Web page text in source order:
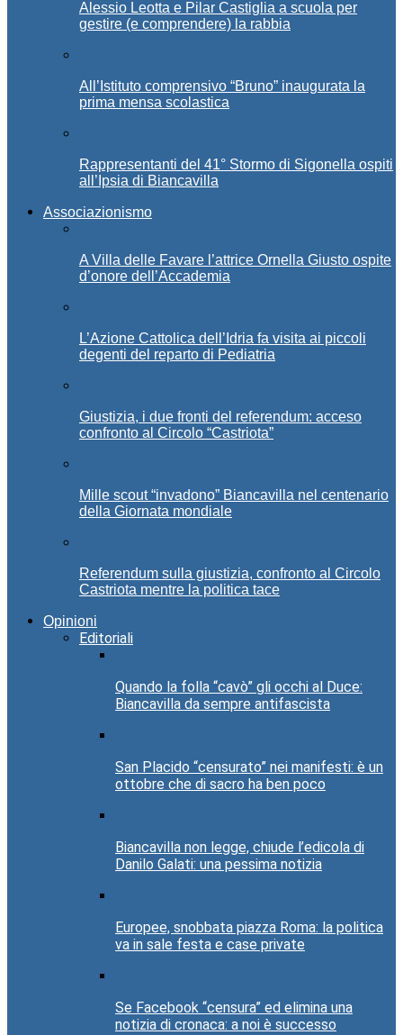
Alessio Leotta e Pilar Castiglia a scuola per
gestire (e comprendere) la rabbia
All’Istituto comprensivo “Bruno” inaugurata la
prima mensa scolastica
Rappresentanti del 41° Stormo di Sigonella ospiti
all’Ipsia di Biancavilla
Associazionismo
A Villa delle Favare l’attrice Ornella Giusto ospite
d’onore dell’Accademia
L’Azione Cattolica dell’Idria fa visita ai piccoli
degenti del reparto di Pediatria
Giustizia, i due fronti del referendum: acceso
confronto al Circolo “Castriota”
Mille scout “invadono” Biancavilla nel centenario
della Giornata mondiale
Referendum sulla giustizia, confronto al Circolo
Castriota mentre la politica tace
Opinioni
Editoriali
Quando la folla “cavò” gli occhi al Duce:
Biancavilla da sempre antifascista
San Placido “censurato” nei manifesti: è un
ottobre che di sacro ha ben poco
Biancavilla non legge, chiude l’edicola di
Danilo Galati: una pessima notizia
Europee, snobbata piazza Roma: la politica
va in sale festa e case private
Se Facebook “censura” ed elimina una
notizia di cronaca: a noi è successo